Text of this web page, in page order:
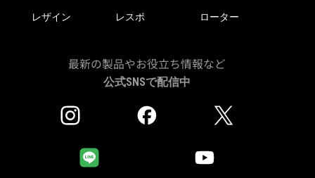
レザイン レスポ ローター
最新の製品やお役立ち情報など
公式SNSで配信中